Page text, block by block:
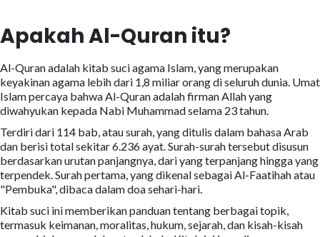
Apakah Al-Quran itu?
Al-Quran adalah kitab suci agama Islam, yang merupakan
keyakinan agama lebih dari 1,8 miliar orang di seluruh dunia. Umat
Islam percaya bahwa Al-Quran adalah firman Allah yang
diwahyukan kepada Nabi Muhammad selama 23 tahun.
Terdiri dari 114 bab, atau surah, yang ditulis dalam bahasa Arab
dan berisi total sekitar 6.236 ayat. Surah-surah tersebut disusun
berdasarkan urutan panjangnya, dari yang terpanjang hingga yang
terpendek. Surah pertama, yang dikenal sebagai Al-Faatihah atau
"Pembuka", dibaca dalam doa sehari-hari.
Kitab suci ini memberikan panduan tentang berbagai topik,
termasuk keimanan, moralitas, hukum, sejarah, dan kisah-kisah